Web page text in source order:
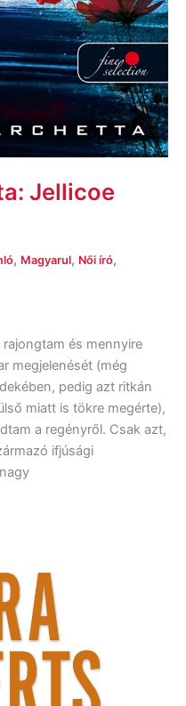
Jellicoe
, Magyarul, Női író,
és mennyire
megjelenését (még
pedig azt ritkán
miatt is tökre megérte),
a regényről. Csak azt,
ifjúsági